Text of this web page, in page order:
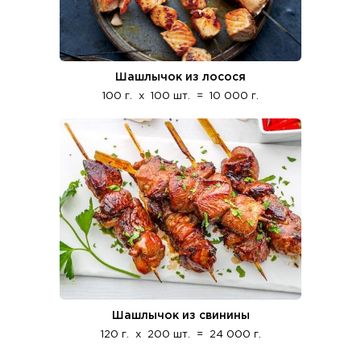
Шашлычок из лосося
100 г. x 100 шт. = 10 000 г.
Шашлычок из свинины
120 г. x 200 шт. = 24 000 г.